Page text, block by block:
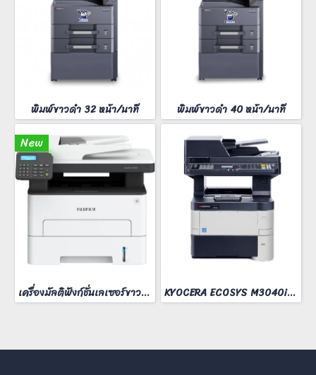
พิมพ์ขาวดำ 32 หน้า/นาที พิมพ์ขาวดำ 40 หน้า/นาที
New
เครื่องมัลติฟังก์ชั่นเลเซอร์ขาวดำ FUJIFilm ApeosPort 3410SD KYOCERA ECOSYS M3040idn